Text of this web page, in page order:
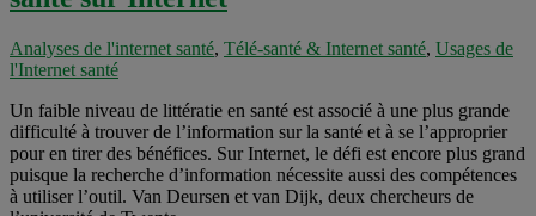
Analyses de l'internet santé, Télé-santé & Internet santé, Usages de
l'Internet santé
Un faible niveau de littératie en santé est associé à une plus grande
difficulté à trouver de l’information sur la santé et à se l’approprier
pour en tirer des bénéfices. Sur Internet, le défi est encore plus grand
puisque la recherche d’information nécessite aussi des compétences
à utiliser l’outil. Van Deursen et van Dijk, deux chercheurs de